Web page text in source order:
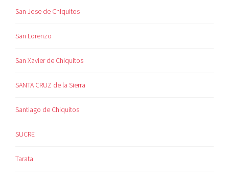
San Jose de Chiquitos
San Lorenzo
San Xavier de Chiquitos
SANTA CRUZ de la Sierra
Santiago de Chiquitos
SUCRE
Tarata